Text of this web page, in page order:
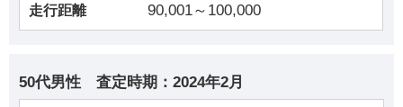
走行距離 90,001～100,000
50代男性 査定時期： 2024年2月